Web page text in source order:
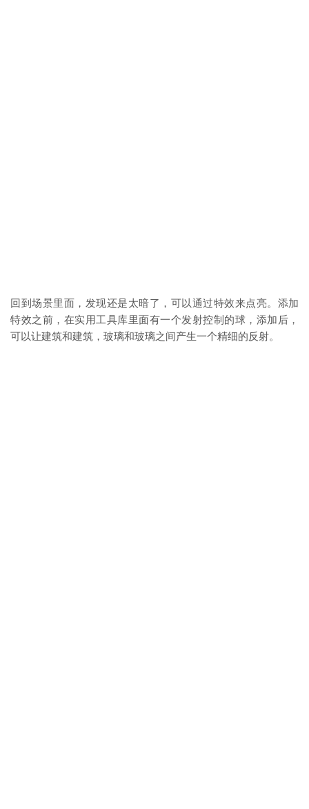
回到场景里面，发现还是太暗了，可以通过特效来点亮。添加
特效之前，在实用工具库里面有一个发射控制的球，添加后，
可以让建筑和建筑，玻璃和玻璃之间产生一个精细的反射。